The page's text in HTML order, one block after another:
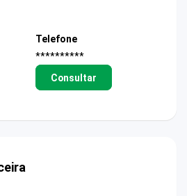
Telefone
**********
Consultar